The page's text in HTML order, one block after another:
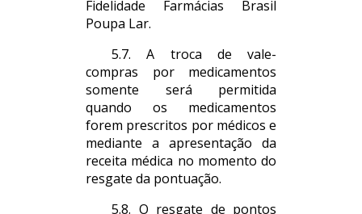
Fidelidade Farmácias Brasil
Poupa Lar.
5.7. A troca de vale-
compras por medicamentos
somente será permitida
quando os medicamentos
forem prescritos por médicos e
mediante a apresentação da
receita médica no momento do
resgate da pontuação.
5.8. O resgate de pontos